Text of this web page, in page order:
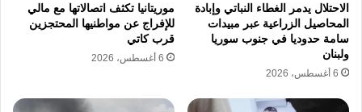
الأهداف السياسية والاقتصادية للتوسع
الاستعماري
تحلل حركة “السلام الآن” الإسرائيلية دوافع
المؤسسة السياسية، معتبرة أن الحكومة
الاحتلال يدمر الغطاء النباتي وإبادة
المحاصيل الزراعية عبر مبيدات
سامة حدوديا في جنوب سوريا
ولبنان
6 أغسطس، 2026
موريتانيا تكثف اتصالاتها مع مالي
للإفراج عن مواطنيها المحتجزين
قرب كاتي
6 أغسطس، 2026